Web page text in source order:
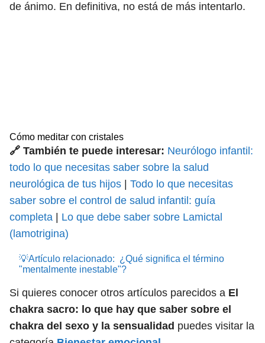
de ánimo. En definitiva, no está de más intentarlo.
Cómo meditar con cristales
🔗 También te puede interesar: Neurólogo infantil:
todo lo que necesitas saber sobre la salud
neurológica de tus hijos
Todo lo que necesitas
saber sobre el control de salud infantil: guía
completa
Lo que debe saber sobre Lamictal
(lamotrigina)
💡Artículo relacionado: ¿Qué significa el término
"mentalmente inestable"?
Si quieres conocer otros artículos parecidos a El
chakra sacro: lo que hay que saber sobre el
chakra del sexo y la sensualidad puedes visitar la